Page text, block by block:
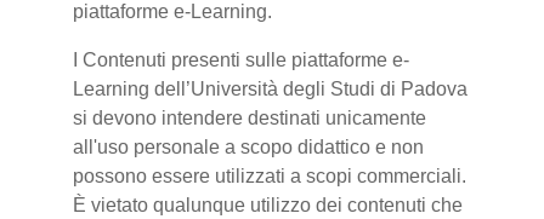
piattaforme e-Learning.
I Contenuti presenti sulle piattaforme e-
Learning dell’Università degli Studi di Padova
si devono intendere destinati unicamente
all'uso personale a scopo didattico e non
possono essere utilizzati a scopi commerciali.
È vietato qualunque utilizzo dei contenuti che